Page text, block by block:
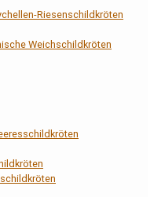
Riesenschildkröten
Weichschildkröten